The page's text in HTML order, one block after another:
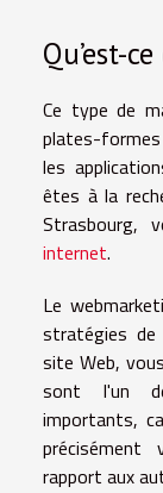
Qu’est-
Ce type de
plates-
les
êtes à la
Strasbourg,
internet.
Le
stratégies de
site Web,
sont l'un
importants,
rapport aux